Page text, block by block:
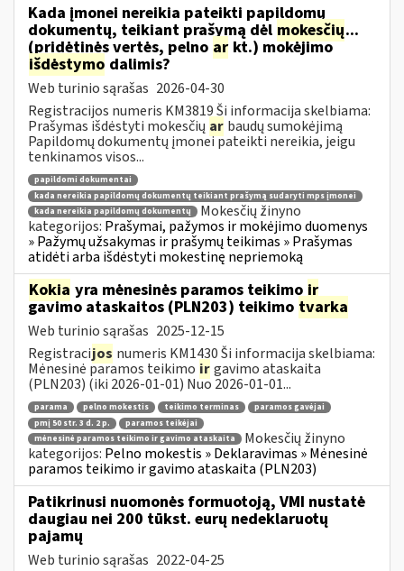
Kada įmonei nereikia pateikti papildomų
dokumentų, teikiant prašymą dėl mokesčių...
(pridėtinės vertės, pelno ar kt.) mokėjimo
išdėstymo dalimis?
Web turinio sąrašas 2026-04-30
Registracijos numeris KM3819 Ši informacija skelbiama:
Prašymas išdėstyti mokesčių ar baudų sumokėjimą
Papildomų dokumentų įmonei pateikti nereikia, jeigu
tenkinamos visos...
papildomi dokumentai
kada nereikia papildomų dokumentų teikiant prašymą sudaryti mps įmonei
kada nereikia papildomų dokumentų
Mokesčių žinyno
kategorijos: Prašymai, pažymos ir mokėjimo duomenys
» Pažymų užsakymas ir prašymų teikimas » Prašymas
atidėti arba išdėstyti mokestinę nepriemoką
Kokia yra mėnesinės paramos teikimo ir
gavimo ataskaitos (PLN203) teikimo tvarka
Web turinio sąrašas 2025-12-15
Registracijos numeris KM1430 Ši informacija skelbiama:
Mėnesinė paramos teikimo irgavimo ataskaita
(PLN203) (iki 2026-01-01) Nuo 2026-01-01...
parama pelno mokestis teikimo terminas
paramos gavėjai
pmį 50 str. 3 d. 2 p.
paramos teikėjai
mėnesinė paramos teikimo ir gavimo ataskaita
Mokesčių žinyno
kategorijos: Pelno mokestis » Deklaravimas » Mėnesinė
paramos teikimo ir gavimo ataskaita (PLN203)
Patikrinusi nuomonės formuotoją, VMI nustatė
daugiau nei 200 tūkst. eurų nedeklaruotų
pajamų
Web turinio sąrašas 2022-04-25